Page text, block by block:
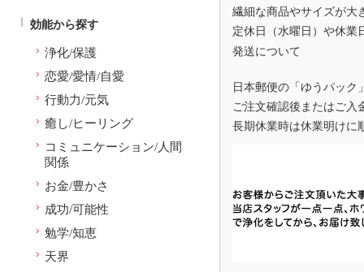
繊細な商品やサイズが大
定休日（水曜日）や休業
発送について
日本郵便の「ゆうパック
ご注文確認後またはご入
長期休業時は休業明けに
効能から探す
浄化/保護
恋愛/愛情/自愛
行動力/元気
癒し/ヒーリング
コミュニケーション/人間
関係
お金/豊かさ
成功/可能性
勉学/知恵
天界